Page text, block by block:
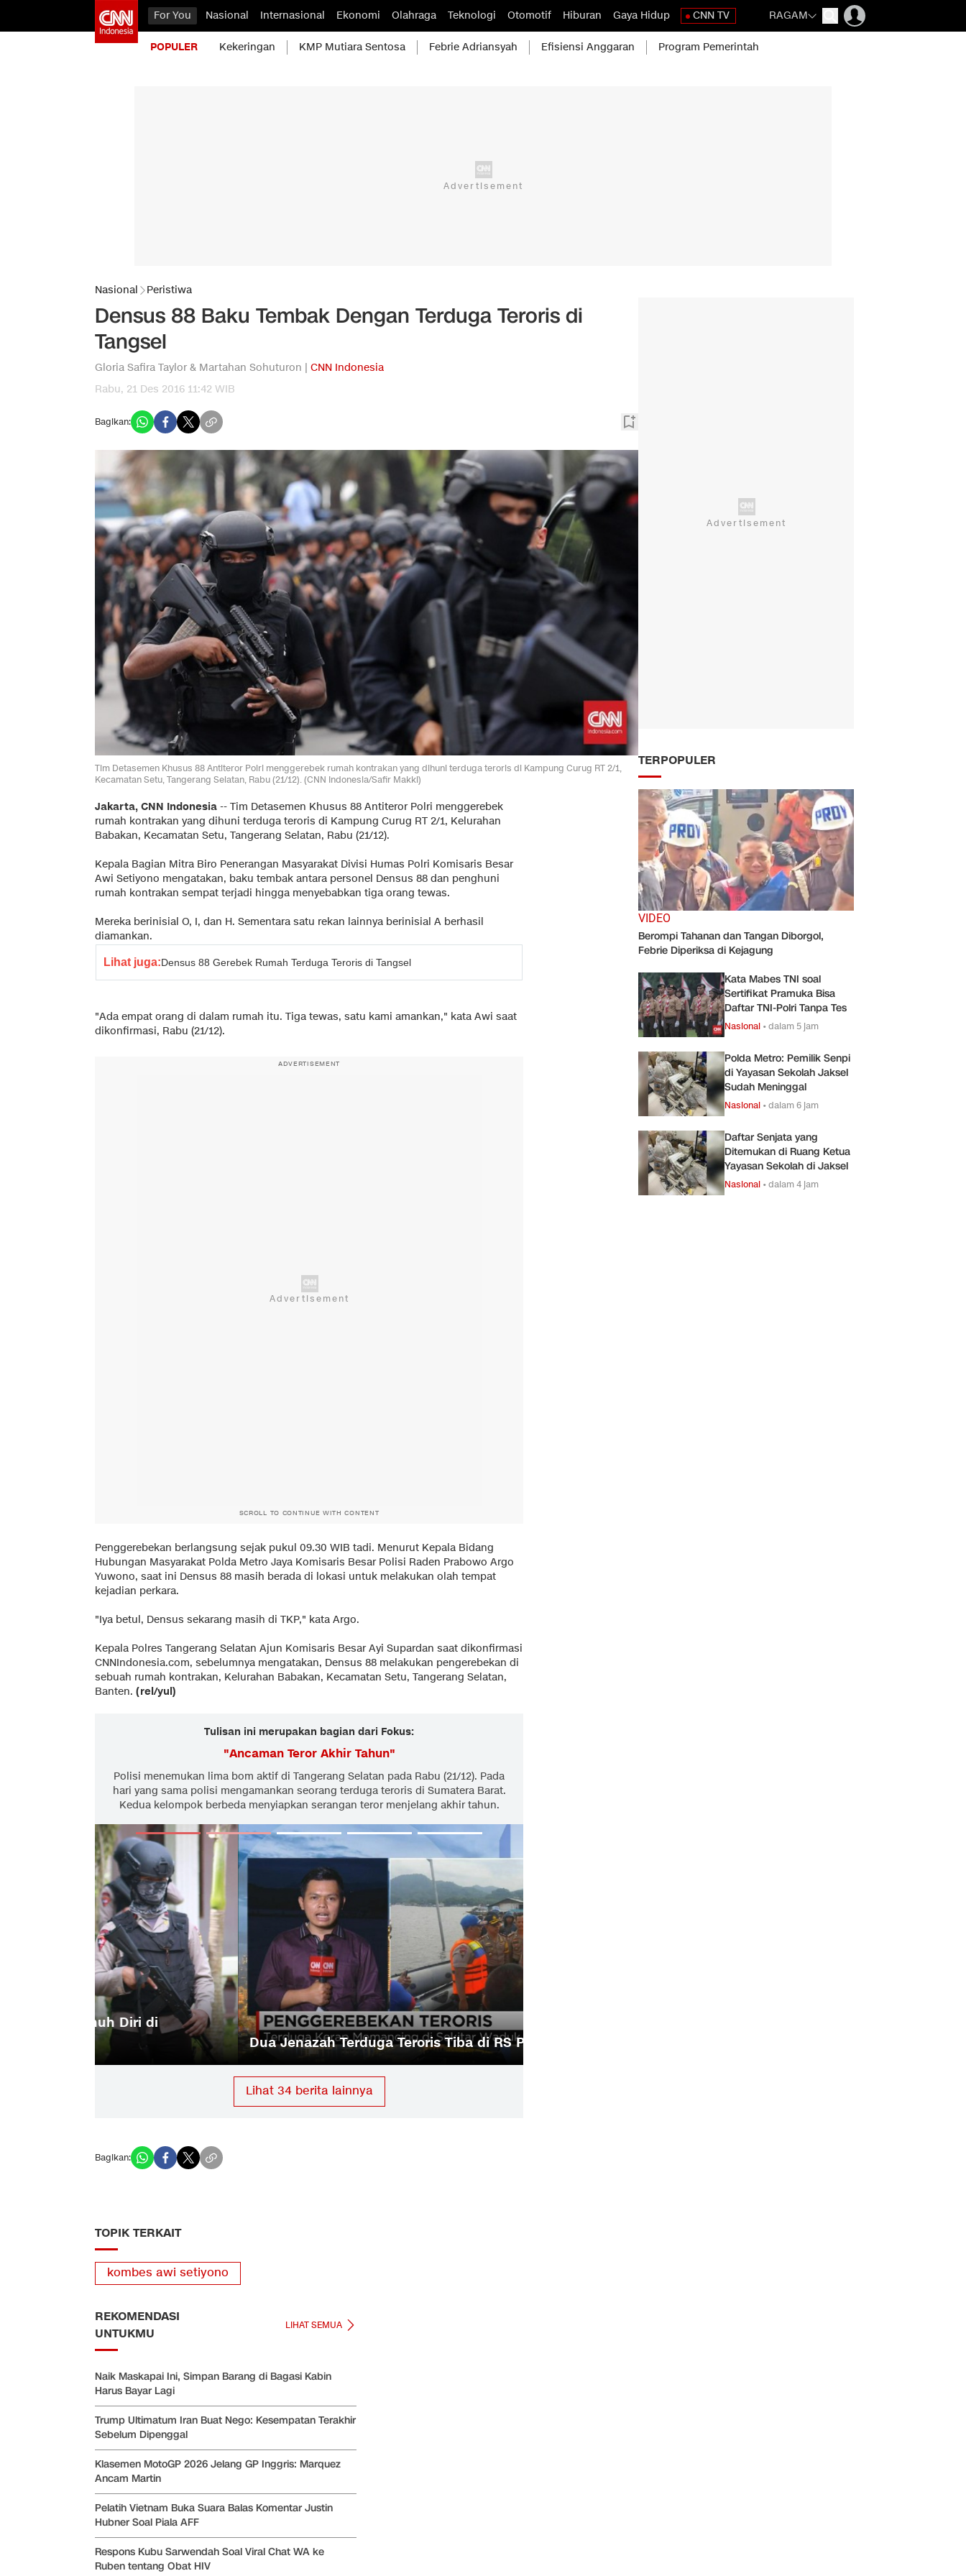
For You Nasional Internasional Ekonomi Olahraga Teknologi Otomotif Hiburan Gaya Hidup CNN TV RAGAM
POPULER Kekeringan KMP Mutiara Sentosa Febrie Adriansyah Efisiensi Anggaran Program Pemerintah
Nasional Peristiwa
Densus 88 Baku Tembak Dengan Terduga Teroris di
Tangsel
Gloria Safira Taylor & Martahan Sohuturon | CNN Indonesia
Rabu, 21 Des 2016 11:42 WIB
Bagikan:
Tim Detasemen Khusus 88 Antiteror Polri menggerebek rumah kontrakan yang dihuni terduga teroris di Kampung Curug RT 2/1,
Kecamatan Setu, Tangerang Selatan, Rabu (21/12). (CNN Indonesia/Safir Makki)
Jakarta, CNN Indonesia -- Tim Detasemen Khusus 88 Antiteror Polri menggerebek
rumah kontrakan yang dihuni terduga teroris di Kampung Curug RT 2/1, Kelurahan
Babakan, Kecamatan Setu, Tangerang Selatan, Rabu (21/12).
Kepala Bagian Mitra Biro Penerangan Masyarakat Divisi Humas Polri Komisaris Besar
Awi Setiyono mengatakan, baku tembak antara personel Densus 88 dan penghuni
rumah kontrakan sempat terjadi hingga menyebabkan tiga orang tewas.
Mereka berinisial O, I, dan H. Sementara satu rekan lainnya berinisial A berhasil
diamankan.
Lihat juga:Densus 88 Gerebek Rumah Terduga Teroris di Tangsel
"Ada empat orang di dalam rumah itu. Tiga tewas, satu kami amankan," kata Awi saat
dikonfirmasi, Rabu (21/12).
ADVERTISEMENT
SCROLL TO CONTINUE WITH CONTENT
Penggerebekan berlangsung sejak pukul 09.30 WIB tadi. Menurut Kepala Bidang
Hubungan Masyarakat Polda Metro Jaya Komisaris Besar Polisi Raden Prabowo Argo
Yuwono, saat ini Densus 88 masih berada di lokasi untuk melakukan olah tempat
kejadian perkara.
"Iya betul, Densus sekarang masih di TKP," kata Argo.
Kepala Polres Tangerang Selatan Ajun Komisaris Besar Ayi Supardan saat dikonfirmasi
CNNIndonesia.com, sebelumnya mengatakan, Densus 88 melakukan pengerebekan di
sebuah rumah kontrakan, Kelurahan Babakan, Kecamatan Setu, Tangerang Selatan,
Banten. (rel/yul)
Tulisan ini merupakan bagian dari Fokus:
"Ancaman Teror Akhir Tahun"
Polisi menemukan lima bom aktif di Tangerang Selatan pada Rabu (21/12). Pada
hari yang sama polisi mengamankan seorang terduga teroris di Sumatera Barat.
Kedua kelompok berbeda menyiapkan serangan teror menjelang akhir tahun.
Dua Jenazah Terduga Teroris Tiba di RS Polri, Satu Dirawat
Lihat 34berita lainnya
Bagikan:
TOPIK TERKAIT
kombes awi setiyono
REKOMENDASI
UNTUKMU
LIHAT SEMUA
Naik Maskapai Ini, Simpan Barang di Bagasi Kabin
Harus Bayar Lagi
Trump Ultimatum Iran Buat Nego: Kesempatan Terakhir
Sebelum Dipenggal
Klasemen MotoGP 2026 Jelang GP Inggris: Marquez
Ancam Martin
Pelatih Vietnam Buka Suara Balas Komentar Justin
Hubner Soal Piala AFF
Respons Kubu Sarwendah Soal Viral Chat WA ke
Ruben tentang Obat HIV
TERPOPULER
VIDEO
Berompi Tahanan dan Tangan Diborgol,
Febrie Diperiksa di Kejagung
Kata Mabes TNI soal
Sertifikat Pramuka Bisa
Daftar TNI-Polri Tanpa Tes
Nasional •dalam 5 jam
Polda Metro: Pemilik Senpi
di Yayasan Sekolah Jaksel
Sudah Meninggal
Nasional •dalam 6 jam
Daftar Senjata yang
Ditemukan di Ruang Ketua
Yayasan Sekolah di Jaksel
Nasional •dalam 4 jam